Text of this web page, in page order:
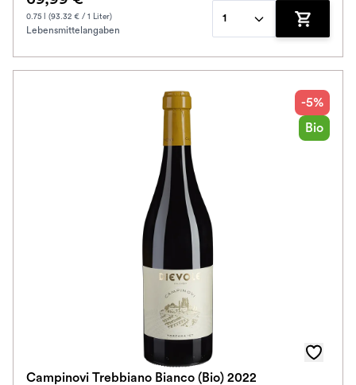
0.75 l (93.32 € / 1 Liter)
Lebensmittelangaben
1
Zum
-5%
Bio
Campinovi Trebbiano Bianco (Bio) 2022